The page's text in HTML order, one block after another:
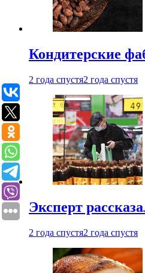
Кондитерские
2 года спустя2 года спустя
Эксперт
2 года спустя2 года спустя